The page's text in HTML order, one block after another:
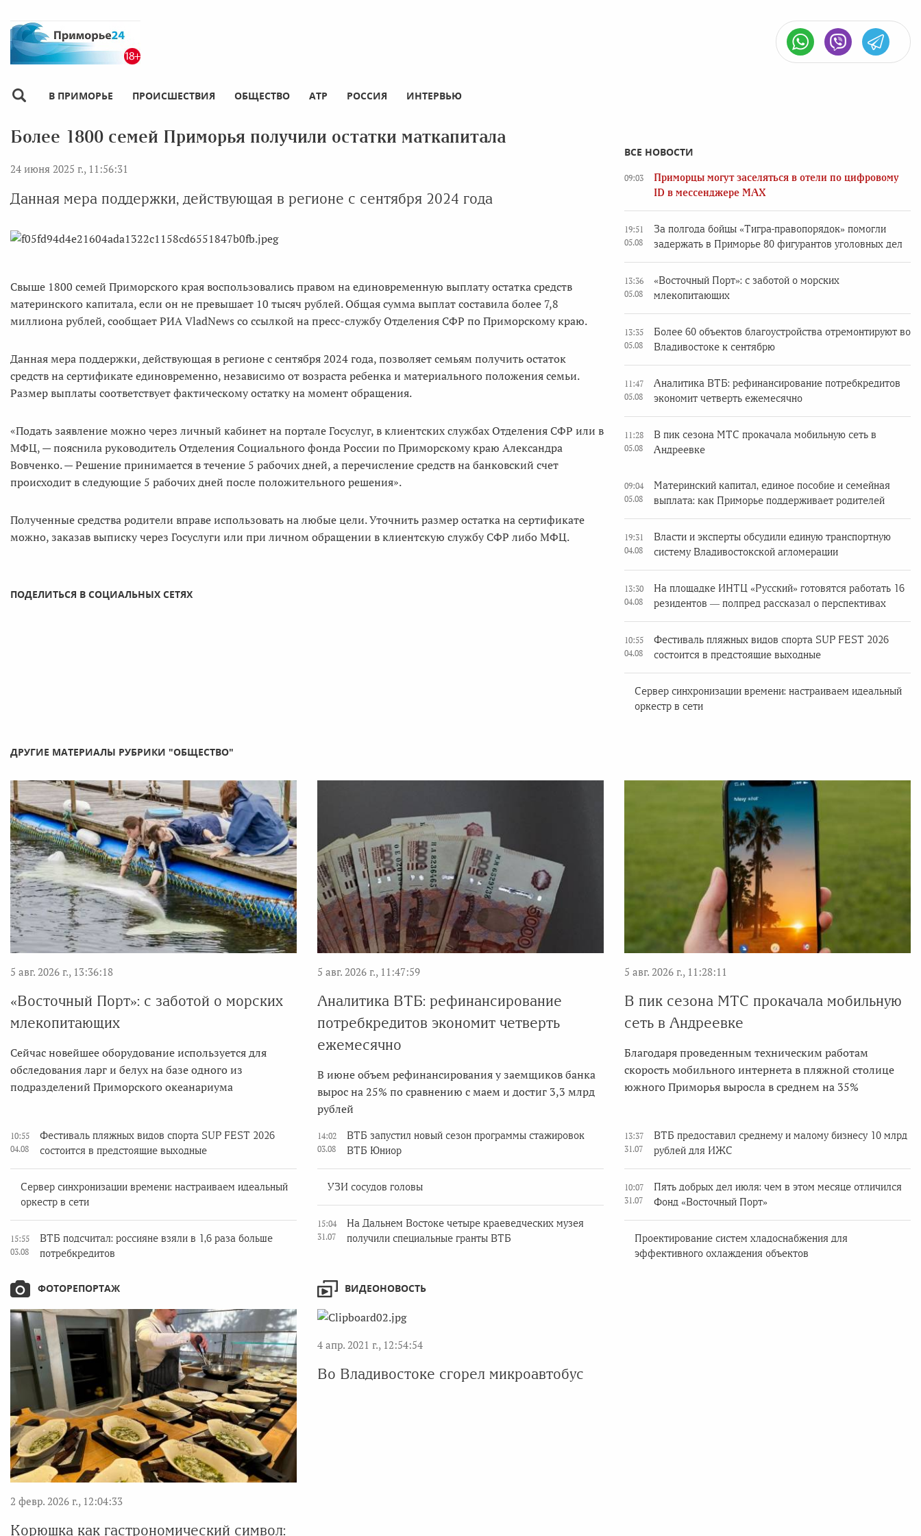
В ПРИМОРЬЕ ПРОИСШЕСТВИЯ ОБЩЕСТВО АТР РОССИЯ ИНТЕРВЬЮ
Более 1800 семей Приморья получили остатки маткапитала
24 июня 2025 г., 11:56:31
Данная мера поддержки, действующая в регионе с сентября 2024 года
Свыше 1800 семей Приморского края воспользовались правом на единовременную выплату остатка средств
материнского капитала, если он не превышает 10 тысяч рублей. Общая сумма выплат составила более 7,8
миллиона рублей, сообщает РИА VladNews со ссылкой на пресс-службу Отделения СФР по Приморскому краю.
Данная мера поддержки, действующая в регионе с сентября 2024 года, позволяет семьям получить остаток
средств на сертификате единовременно, независимо от возраста ребенка и материального положения семьи.
Размер выплаты соответствует фактическому остатку на момент обращения.
«Подать заявление можно через личный кабинет на портале Госуслуг, в клиентских службах Отделения СФР или в
МФЦ, — пояснила руководитель Отделения Социального фонда России по Приморскому краю Александра
Вовченко. — Решение принимается в течение 5 рабочих дней, а перечисление средств на банковский счет
происходит в следующие 5 рабочих дней после положительного решения».
Полученные средства родители вправе использовать на любые цели. Уточнить размер остатка на сертификате
можно, заказав выписку через Госуслуги или при личном обращении в клиентскую службу СФР либо МФЦ.
ПОДЕЛИТЬСЯ В СОЦИАЛЬНЫХ СЕТЯХ
ВСЕ НОВОСТИ
09:03
Приморцы могут заселяться в отели по цифровому
ID в мессенджере MAX
19:51
05.08
За полгода бойцы «Тигра-правопорядок» помогли
задержать в Приморье 80 фигурантов уголовных дел
13:36
05.08
«Восточный Порт»: с заботой о морских
млекопитающих
13:35
05.08
Более 60 объектов благоустройства отремонтируют во
Владивостоке к сентябрю
11:47
05.08
Аналитика ВТБ: рефинансирование потребкредитов
экономит четверть ежемесячно
11:28
05.08
В пик сезона МТС прокачала мобильную сеть в
Андреевке
09:04
05.08
Материнский капитал, единое пособие и семейная
выплата: как Приморье поддерживает родителей
19:31
04.08
Власти и эксперты обсудили единую транспортную
систему Владивостокской агломерации
13:30
04.08
На площадке ИНТЦ «Русский» готовятся работать 16
резидентов — полпред рассказал о перспективах
10:55
04.08
Фестиваль пляжных видов спорта SUP FEST 2026
состоится в предстоящие выходные
Сервер синхронизации времени: настраиваем идеальный
оркестр в сети
ДРУГИЕ МАТЕРИАЛЫ РУБРИКИ "ОБЩЕСТВО"
5 авг. 2026 г., 13:36:18
«Восточный Порт»: с заботой о морских
млекопитающих
Сейчас новейшее оборудование используется для
обследования ларг и белух на базе одного из
подразделений Приморского океанариума
5 авг. 2026 г., 11:47:59
Аналитика ВТБ: рефинансирование
потребкредитов экономит четверть
ежемесячно
В июне объем рефинансирования у заемщиков банка
вырос на 25% по сравнению с маем и достиг 3,3 млрд
рублей
5 авг. 2026 г., 11:28:11
В пик сезона МТС прокачала мобильную
сеть в Андреевке
Благодаря проведенным техническим работам
скорость мобильного интернета в пляжной столице
южного Приморья выросла в среднем на 35%
10:55
04.08
Фестиваль пляжных видов спорта SUP FEST 2026
состоится в предстоящие выходные
Сервер синхронизации времени: настраиваем идеальный
оркестр в сети
15:55
03.08
ВТБ подсчитал: россияне взяли в 1,6 раза больше
потребкредитов
14:02
03.08
ВТБ запустил новый сезон программы стажировок
ВТБ Юниор
УЗИ сосудов головы
15:04
31.07
На Дальнем Востоке четыре краеведческих музея
получили специальные гранты ВТБ
13:37
31.07
ВТБ предоставил среднему и малому бизнесу 10 млрд
рублей для ИЖС
10:07
31.07
Пять добрых дел июля: чем в этом месяце отличился
Фонд «Восточный Порт»
Проектирование систем хладоснабжения для
эффективного охлаждения объектов
ФОТОРЕПОРТАЖ
2 февр. 2026 г., 12:04:33
Корюшка как гастрономический символ:
ВИДЕОНОВОСТЬ
4 апр. 2021 г., 12:54:54
Во Владивостоке сгорел микроавтобус